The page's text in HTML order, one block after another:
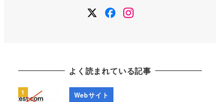
Twitter
Facebook
Instagram
よく読まれている記事
Webサイト